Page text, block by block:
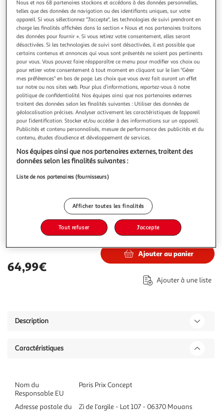
précédente
suivante
PARIS PRIX
Tableau Imprimé White Lilacs
Informations Techniques : Matière : Structure : Bois (Pin)
Revêtement : Toile Intissée Spécificités : Format :
Rectangulaire Tableau imprimée sur toile Impression Full
HD Haute Résolution 360 dpi Garantie une parfaite netteté
et profondeur des couleurs Protection UV pour une
résistance au soleil Ch
En savoir +
Vendu par Paris Prix
Couleur
Multicolore
Taille
40 x 60 cm
Plus d'options
Vendu parParis Prix 64,99€
64,99€
Ajouter au panier
Ajouter à une liste
Description
Caractéristiques
Nom du
Responsable EU
Paris Prix Concept
Adresse postale du
Zi de l'argile - Lot 107 - 06370 Mouans
Nous et nos 68 partenaires stockons et accédons à des données personnelles,
telles que des données de navigation ou des identifiants uniques, sur votre
appareil. Si vous sélectionnez "J'accepte", les technologies de suivi prendront en
charge les finalités affichées dans la section « Nous et nos partenaires traitons
des données pour fournir ». Si vous retirez votre consentement, elles seront
désactivées. Si les technologies de suivi sont désactivées, il est possible que
certains contenus et annonces qui vous sont présentés ne soient pas pertinents
pour vous. Vous pouvez faire réapparaître ce menu pour modifier vos choix ou
pour retirer votre consentement à tout moment en cliquant sur le lien "Gérer
mes préférences" en bas de page. Les choix que vous avez fait auront un effet
sur notre ou nos sites web. Pour plus d’informations, reportez-vous à notre
politique de confidentialité. Nos équipes ainsi que nos partenaires externes
traitent des données selon les finalités suivantes : Utiliser des données de
géolocalisation précises. Analyser activement les caractéristiques de l’appareil
pour l’identification. Stocker et/ou accéder à des informations sur un appareil.
Publicités et contenu personnalisés, mesure de performance des publicités et du
contenu, études d’audience et développement de services.
Nos équipes ainsi que nos partenaires externes, traitent des
données selon les finalités suivantes :
Liste de nos partenaires (fournisseurs)
Afficher toutes les finalités
Tout refuser J'accepte